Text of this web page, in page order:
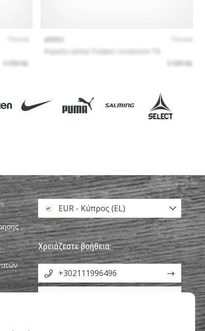
EUR - Κύπρος (EL)
Χρειάζεστε βοήθεια;
+302111996496